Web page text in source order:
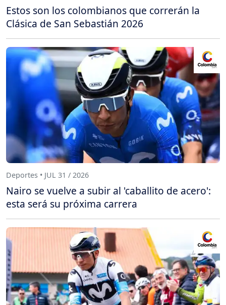
Estos son los colombianos que correrán la
Clásica de San Sebastián 2026
Deportes • JUL 31 / 2026
Nairo se vuelve a subir al 'caballito de acero':
esta será su próxima carrera